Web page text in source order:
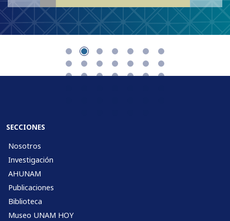
SECCIONES
Nosotros
Investigación
AHUNAM
Publicaciones
Biblioteca
Museo UNAM HOY